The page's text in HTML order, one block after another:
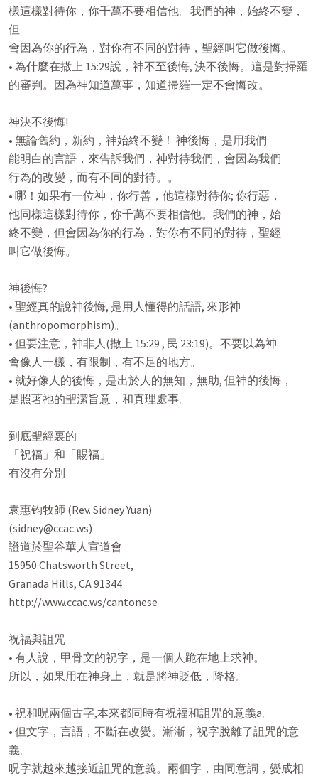
樣這樣對待你，你千萬不要相信他。我們的神，始終不變，
但
會因為你的行為，對你有不同的對待，聖經叫它做後悔。
• 為什麼在撒上 15:29說，神不至後悔, 決不後悔。這是對掃羅
的審判。因為神知道萬事，知道掃羅一定不會悔改。
神決不後悔!
• 無論舊約，新約，神始終不變！ 神後悔，是用我們
能明白的言語，來告訴我們，神對待我們，會因為我們
行為的改變，而有不同的對待。。
• 哪！如果有一位神，你行善，他這樣對待你; 你行惡，
他同樣這樣對待你，你千萬不要相信他。我們的神，始
終不變，但會因為你的行為，對你有不同的對待，聖經
叫它做後悔。
神後悔?
• 聖經真的說神後悔, 是用人懂得的話語, 來形神
(anthropomorphism)。
• 但要注意，神非人(撒上 15:29 , 民 23:19)。不要以為神
會像人一樣，有限制，有不足的地方。
• 就好像人的後悔，是出於人的無知，無助, 但神的後悔，
是照著祂的聖潔旨意，和真理處事。
到底聖經裏的
「祝福」和「賜福」
有沒有分別
袁惠钧牧師 (Rev. Sidney Yuan)
(sidney@ccac.ws)
證道於聖谷華人宣道會
15950 Chatsworth Street,
Granada Hills, CA 91344
http://www.ccac.ws/cantonese
祝福與詛咒
• 有人說，甲骨文的祝字，是一個人跪在地上求神。
所以，如果用在神身上，就是將神貶低，降格。
• 祝和呪兩個古字,本來都同時有祝福和詛咒的意義a。
• 但文字，言語，不斷在改變。漸漸，祝字脫離了詛咒的意
義。
呪字就越來越接近詛咒的意義。兩個字，由同意詞，變成相